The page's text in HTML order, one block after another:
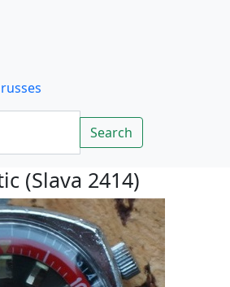
Rechercher
Search
(Slava 2414)